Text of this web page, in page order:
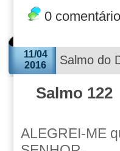
0
11/04
2016
Salmo do
Salmo 122
ALEGREI-ME